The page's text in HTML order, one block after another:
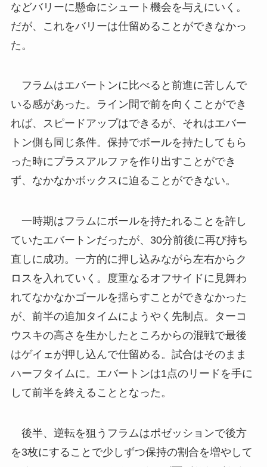
などバリーに懸命にシュート機会を与えにいく。
だが、これをバリーは仕留めることができなかっ
た。
フラムはエバートンに比べると前進に苦しんで
いる感があった。ライン間で前を向くことができ
れば、スピードアップはできるが、それはエバー
トン側も同じ条件。保持でボールを持たしてもら
った時にプラスアルファを作り出すことができ
ず、なかなかボックスに迫ることができない。
一時期はフラムにボールを持たれることを許し
ていたエバートンだったが、30分前後に再び持ち
直しに成功。一方的に押し込みながら左右からク
ロスを入れていく。度重なるオフサイドに見舞わ
れてなかなかゴールを揺らすことができなかった
が、前半の追加タイムにようやく先制点。ターコ
ウスキの高さを生かしたところからの混戦で最後
はゲイェが押し込んで仕留める。試合はそのまま
ハーフタイムに。エバートンは1点のリードを手に
して前半を終えることとなった。
後半、逆転を狙うフラムはポゼッションで後方
を3枚にすることで少しずつ保持の割合を増やして